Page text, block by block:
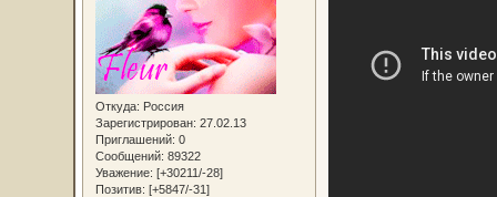
Откуда: Россия
Зарегистрирован: 27.02.13
Приглашений: 0
Сообщений: 89322
Уважение: [+30211/-28]
Позитив: [+5847/-31]